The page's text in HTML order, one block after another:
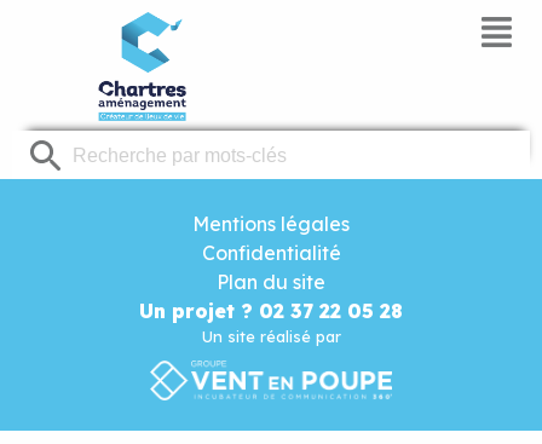
Mentions légales
Confidentialité
Plan du site
Un projet ? 02 37 22 05 28
Un site réalisé par
Panneau de gestion des cookies